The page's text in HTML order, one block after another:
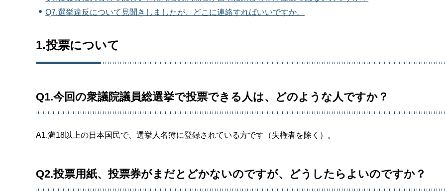
Q7.選挙違反について見聞きしましたが、どこに連絡すればいいですか。
1.投票について
Q1.今回の衆議院議員総選挙で投票できる人は、どのような人ですか？
A1.満18以上の日本国民で、選挙人名簿に登録されている方です（失権者を除く）。
Q2.投票用紙、投票券がまだとどかないのですが、どうしたらよいのですか？